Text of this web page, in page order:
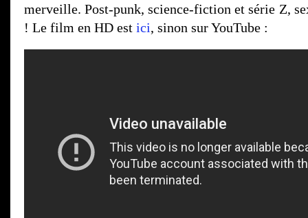
merveille. Post-punk, science-fiction et série Z,
! Le film en HD est ici, sinon sur YouTube :